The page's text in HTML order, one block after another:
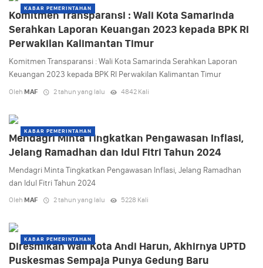
KABAR PEMERINTAHAN
Komitmen Transparansi : Wali Kota Samarinda
Serahkan Laporan Keuangan 2023 kepada BPK RI
Perwakilan Kalimantan Timur
Komitmen Transparansi : Wali Kota Samarinda Serahkan Laporan
Keuangan 2023 kepada BPK RI Perwakilan Kalimantan Timur
Oleh MAF 2 tahun yang lalu 4842 Kali
KABAR PEMERINTAHAN
Mendagri Minta Tingkatkan Pengawasan Inflasi,
Jelang Ramadhan dan Idul Fitri Tahun 2024
Mendagri Minta Tingkatkan Pengawasan Inflasi, Jelang Ramadhan
dan Idul Fitri Tahun 2024
Oleh MAF 2 tahun yang lalu 5228 Kali
KABAR PEMERINTAHAN
Diresmikan Wali Kota Andi Harun, Akhirnya UPTD
Puskesmas Sempaja Punya Gedung Baru